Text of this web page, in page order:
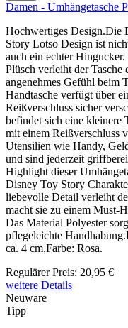
Damen - Umhängetasche
Hochwertiges Design.Die
Story Lotso Design ist
auch ein echter
Plüsch verleiht der
angenehmes Gefühl beim
Handtasche verfügt über
Reißverschluss sicher
befindet sich eine kleinere
mit einem Reißverschluss
Utensilien wie Handy,
und sind jederzeit
Highlight dieser
Disney Toy Story
liebevolle Detail verleiht
macht sie zu einem Must-
Das Material Polyester
pflegeleichte
ca. 4 cm.Farbe: Rosa.
Regulärer Preis: 20,95 €
weitere Details
Neuware
Tipp